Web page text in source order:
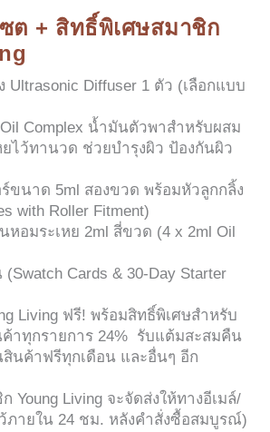
ต + สิทธิ์พิเศษสมาชิก
Ultrasonic Diffuser 1 ตัว (เลือกแบบ
Oil Complex น้ำมันตัวพาสำหรับผสม
ไว้ทานวด ช่วยบำรุงผิว ป้องกันผิว
ขนาด 5ml สองขวด พร้อมหัวลูกกลิ้ง
with Roller Fitment)
อมระเหย 2ml สี่ขวด (4 x 2ml Oil
Cards & 30-Day Starter
Living ฟรี! พร้อมสิทธิ์พิเศษสำหรับ
าทุกรายการ 24% รับแต้มสะสมคืน
สินค้าฟรีทุกเดือน และอื่นๆ อีก
Young Living จะจัดส่งให้ทางอีเมล์/
ภายใน 24 ชม. หลังคำสั่งซื้อสมบูรณ์)